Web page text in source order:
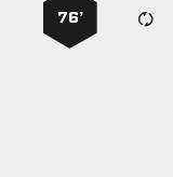
76’